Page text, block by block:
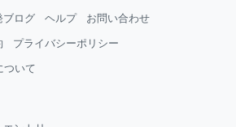
ブログ ヘルプ お問い合わせ
プライバシーポリシー
ついて